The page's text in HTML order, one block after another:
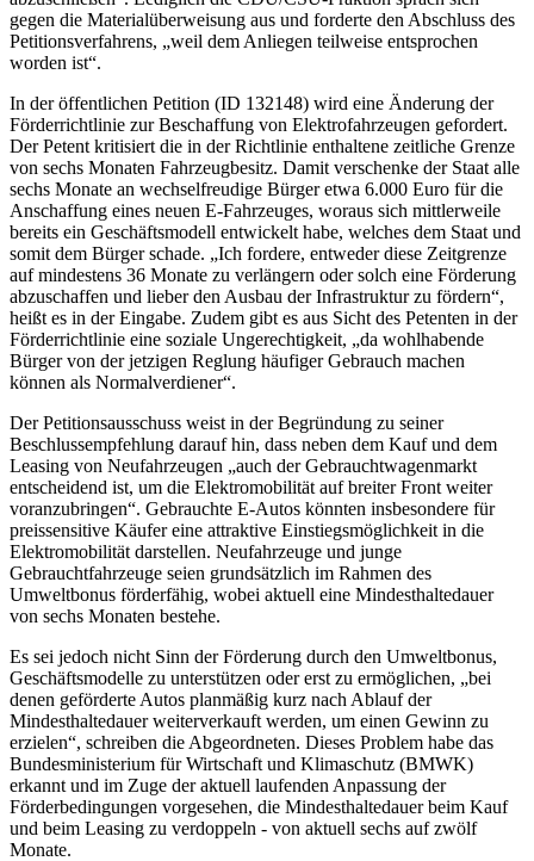
gegen die Materialüberweisung aus und forderte den Abschluss des
Petitionsverfahrens, „weil dem Anliegen teilweise entsprochen
worden ist“.
In der öffentlichen Petition (ID 132148) wird eine Änderung der
Förderrichtlinie zur Beschaffung von Elektrofahrzeugen gefordert.
Der Petent kritisiert die in der Richtlinie enthaltene zeitliche Grenze
von sechs Monaten Fahrzeugbesitz. Damit verschenke der Staat alle
sechs Monate an wechselfreudige Bürger etwa 6.000 Euro für die
Anschaffung eines neuen E-Fahrzeuges, woraus sich mittlerweile
bereits ein Geschäftsmodell entwickelt habe, welches dem Staat und
somit dem Bürger schade. „Ich fordere, entweder diese Zeitgrenze
auf mindestens 36 Monate zu verlängern oder solch eine Förderung
abzuschaffen und lieber den Ausbau der Infrastruktur zu fördern“,
heißt es in der Eingabe. Zudem gibt es aus Sicht des Petenten in der
Förderrichtlinie eine soziale Ungerechtigkeit, „da wohlhabende
Bürger von der jetzigen Reglung häufiger Gebrauch machen
können als Normalverdiener“.
Der Petitionsausschuss weist in der Begründung zu seiner
Beschlussempfehlung darauf hin, dass neben dem Kauf und dem
Leasing von Neufahrzeugen „auch der Gebrauchtwagenmarkt
entscheidend ist, um die Elektromobilität auf breiter Front weiter
voranzubringen“. Gebrauchte E-Autos könnten insbesondere für
preissensitive Käufer eine attraktive Einstiegsmöglichkeit in die
Elektromobilität darstellen. Neufahrzeuge und junge
Gebrauchtfahrzeuge seien grundsätzlich im Rahmen des
Umweltbonus förderfähig, wobei aktuell eine Mindesthaltedauer
von sechs Monaten bestehe.
Es sei jedoch nicht Sinn der Förderung durch den Umweltbonus,
Geschäftsmodelle zu unterstützen oder erst zu ermöglichen, „bei
denen geförderte Autos planmäßig kurz nach Ablauf der
Mindesthaltedauer weiterverkauft werden, um einen Gewinn zu
erzielen“, schreiben die Abgeordneten. Dieses Problem habe das
Bundesministerium für Wirtschaft und Klimaschutz (BMWK)
erkannt und im Zuge der aktuell laufenden Anpassung der
Förderbedingungen vorgesehen, die Mindesthaltedauer beim Kauf
und beim Leasing zu verdoppeln - von aktuell sechs auf zwölf
Monate.